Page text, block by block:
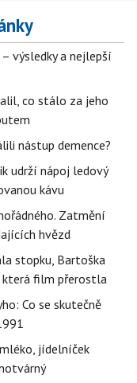
výsledky a nejlepší
co stálo za jeho
nástup demence?
udrží nápoj ledový
kávu
Zatmění
hvězd
stopku, Bartoška
film přerostla
Co se skutečně
jídelníček